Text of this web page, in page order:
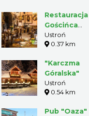
Restauracja
Gościńca
"Groblice"
Ustroń
0.37 km
"Karczma
Góralska"
Ustroń
0.54 km
Pub "Oaza"